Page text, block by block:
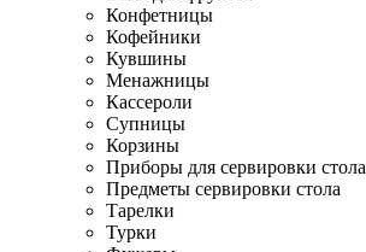
Конфетницы
Кофейники
Кувшины
Менажницы
Кассероли
Супницы
Корзины
Приборы для сервировки стола
Предметы сервировки стола
Тарелки
Турки